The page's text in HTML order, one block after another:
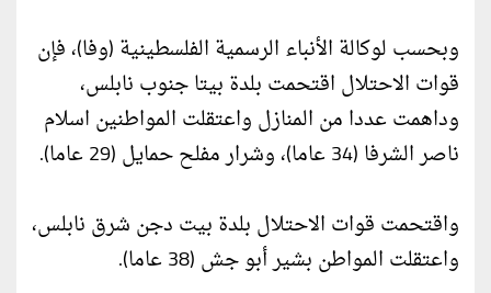
وبحسب لوكالة الأنباء الرسمية الفلسطينية (وفا)، فإن
قوات الاحتلال اقتحمت بلدة بيتا جنوب نابلس،
وداهمت عددا من المنازل واعتقلت المواطنين اسلام
ناصر الشرفا (34 عاما)، وشرار مفلح حمايل (29 عاما).
واقتحمت قوات الاحتلال بلدة بيت دجن شرق نابلس،
واعتقلت المواطن بشير أبو جش (38 عاما).